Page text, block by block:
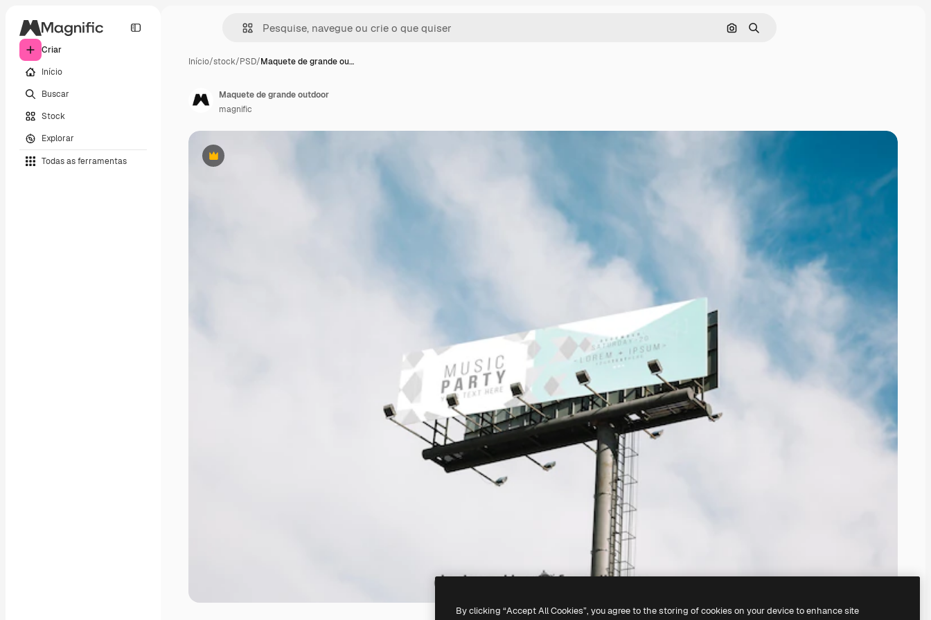
Criar
Início
Buscar
Stock
Explorar
Todas as ferramentas
Pesquisar por imagem
Buscar
Início/stock/PSD/Maquete de grande ou…
Premium
Maquete de grande outdoor
magnific
By clicking “Accept All Cookies”, you agree to the storing of cookies on your device to enhance site